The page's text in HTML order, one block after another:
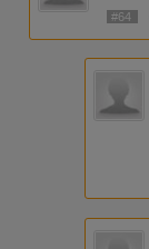
#64